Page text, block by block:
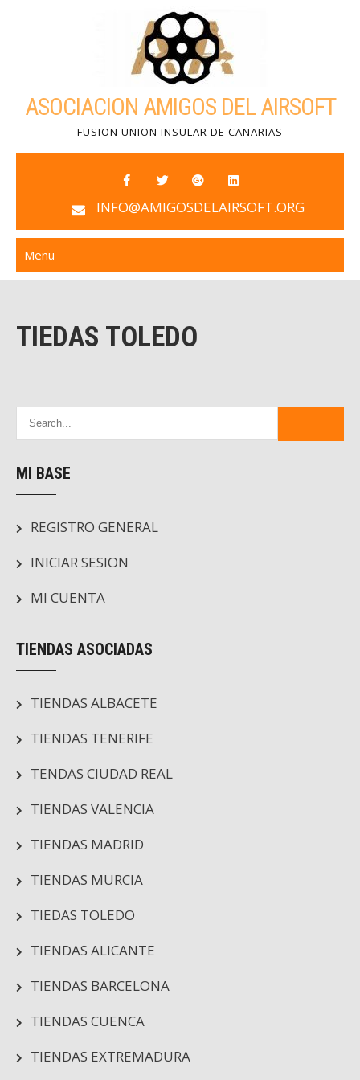
ASOCIACION AMIGOS DEL AIRSOFT
FUSION UNION INSULAR DE CANARIAS
INFO@AMIGOSDELAIRSOFT.ORG
Menu
TIEDAS TOLEDO
MI BASE
REGISTRO GENERAL
INICIAR SESION
MI CUENTA
TIENDAS ASOCIADAS
TIENDAS ALBACETE
TIENDAS TENERIFE
TENDAS CIUDAD REAL
TIENDAS VALENCIA
TIENDAS MADRID
TIENDAS MURCIA
TIEDAS TOLEDO
TIENDAS ALICANTE
TIENDAS BARCELONA
TIENDAS CUENCA
TIENDAS EXTREMADURA